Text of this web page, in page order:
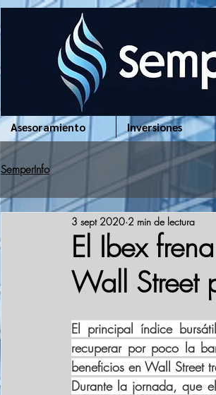
Asesoramiento Inversiones
SemperInfo
El Ibex
Wall Street
3 sept 2020 2 min de lectura
El principal índice
recuperar por poco la
beneficios en Wall Street
Durante la jornada, que el